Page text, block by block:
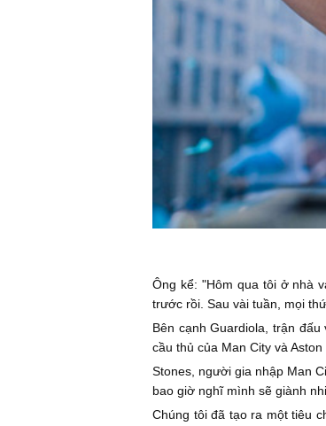
Ông kể: "Hôm qua tôi ở nhà
trước rồi. Sau vài tuần, mọi
Bên cạnh Guardiola, trận
cầu thủ của Man City và
Stones, người gia nhập Man
bao giờ nghĩ mình sẽ giành
Chúng tôi đã tạo ra một tiêu